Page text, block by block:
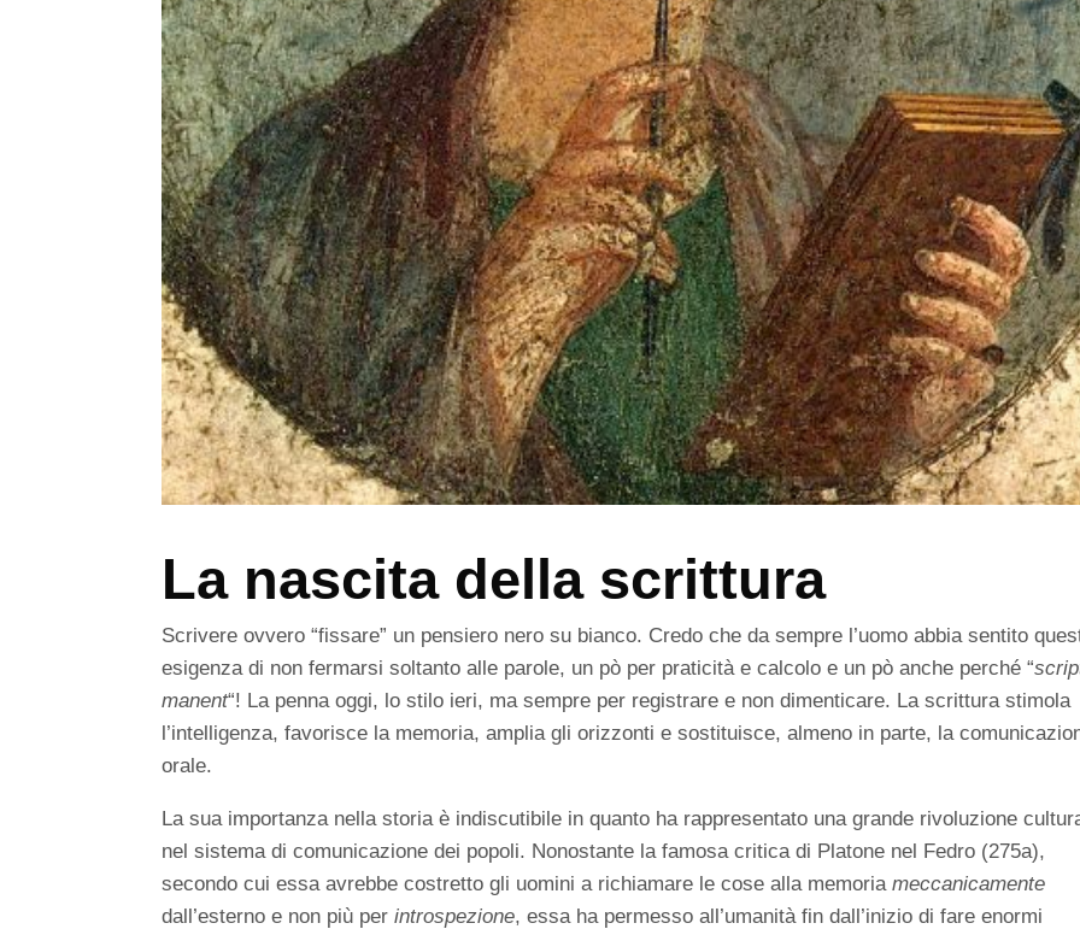
La nascita della scrittura
Scrivere ovvero “fissare” un pensiero nero su bianco. Credo che da sempre l’uomo abbia sentito
esigenza di non fermarsi soltanto alle parole, un pò per praticità e calcolo e un pò anche perché “
manent“! La penna oggi, lo stilo ieri, ma sempre per registrare e non dimenticare. La scrittura stimola
l’intelligenza, favorisce la memoria, amplia gli orizzonti e sostituisce, almeno in parte, la
orale.
La sua importanza nella storia è indiscutibile in quanto ha rappresentato una grande rivoluzione
nel sistema di comunicazione dei popoli. Nonostante la famosa critica di Platone nel Fedro (275a),
secondo cui essa avrebbe costretto gli uomini a richiamare le cose alla memoriameccanicamente
dall’esterno e non più perintrospezione, essa ha permesso all’umanità fin dall’inizio di fare enormi